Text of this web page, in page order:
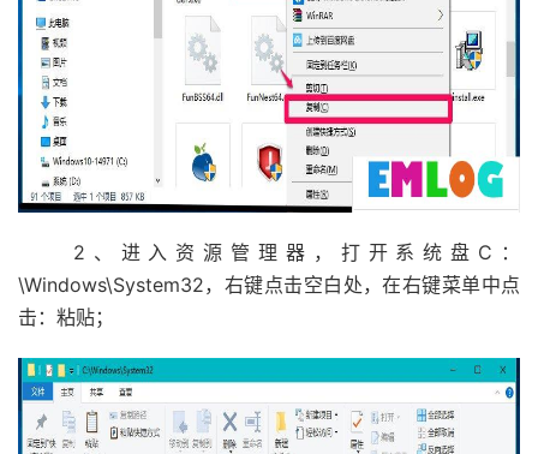
2、进入资源管理器，打开系统盘C：
\Windows\System32，右键点击空白处，在右键菜单中点
击：粘贴；